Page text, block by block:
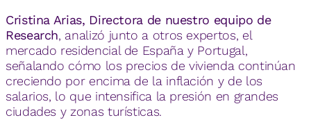
Cristina Arias, Directora de nuestro equipo de
Research, analizó junto a otros expertos, el
mercado residencial de España y Portugal,
señalando cómo los precios de vivienda continúan
creciendo por encima de la inflación y de los
salarios, lo que intensifica la presión en grandes
ciudades y zonas turísticas.